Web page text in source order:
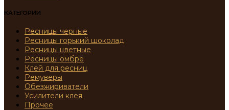
КАТЕГОРИИ
Ресницы черные
Ресницы горький шоколад
Ресницы цветные
Ресницы омбре
Клей для ресниц
Ремуверы
Обезжириватели
Усилители клея
Прочее